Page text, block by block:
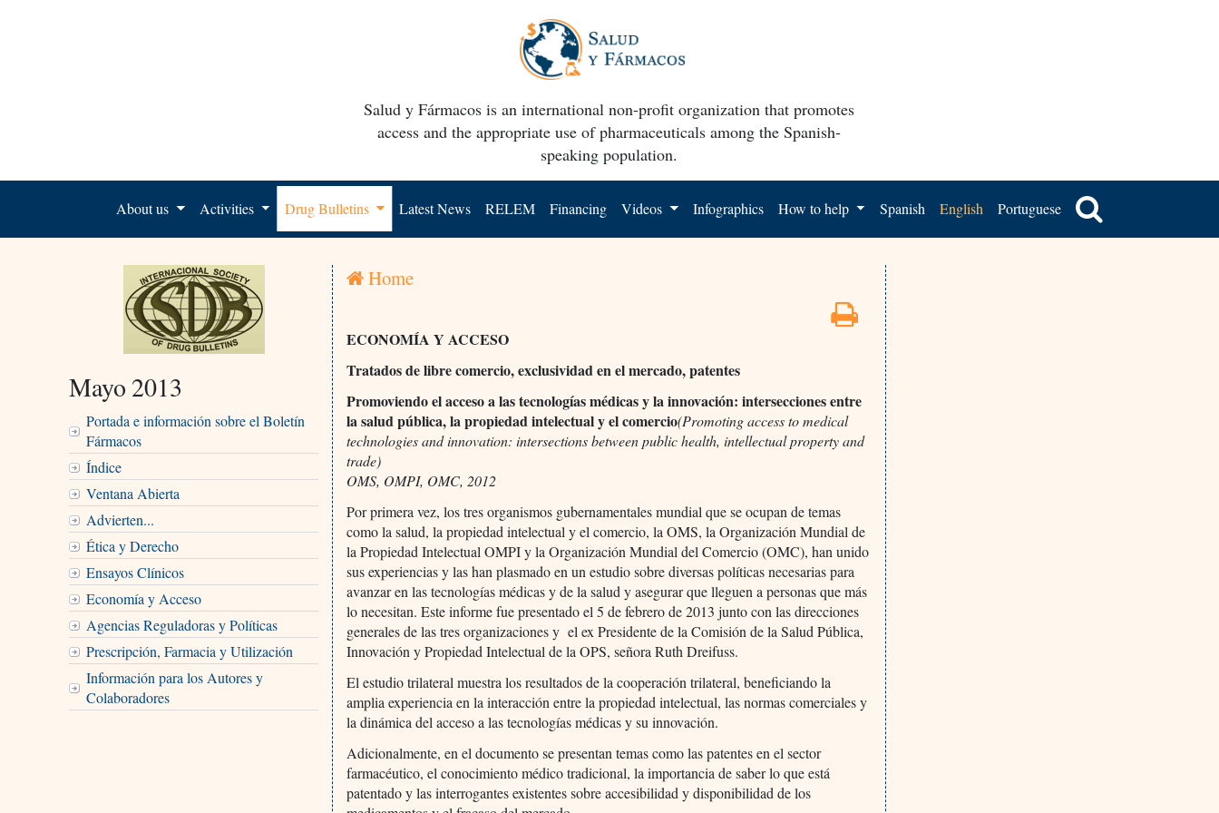
Salud y Fármacos is an international non-profit organization that promotes
access and the appropriate use of pharmaceuticals among the Spanish-
speaking population.
About us Activities Drug Bulletins Latest News RELEM Financing Videos Infographics How to help Spanish English Portuguese
Mayo 2013
Portada e información sobre el Boletín
Fármacos
Índice
Ventana Abierta
Advierten...
Ética y Derecho
Ensayos Clínicos
Economía y Acceso
Agencias Reguladoras y Políticas
Prescripción, Farmacia y Utilización
Información para los Autores y
Colaboradores
Home
ECONOMÍA Y ACCESO
Tratados de libre comercio, exclusividad en el mercado, patentes
Promoviendo el acceso a las tecnologías médicas y la innovación: intersecciones entre
la salud pública, la propiedad intelectual y el comercio(Promoting access to medical
technologies and innovation: intersections between public health, intellectual property and
trade)
OMS, OMPI, OMC, 2012
Por primera vez, los tres organismos gubernamentales mundial que se ocupan de temas
como la salud, la propiedad intelectual y el comercio, la OMS, la Organización Mundial de
la Propiedad Intelectual OMPI y la Organización Mundial del Comercio (OMC), han unido
sus experiencias y las han plasmado en un estudio sobre diversas políticas necesarias para
avanzar en las tecnologías médicas y de la salud y asegurar que lleguen a personas que más
lo necesitan. Este informe fue presentado el 5 de febrero de 2013 junto con las direcciones
generales de las tres organizaciones y el ex Presidente de la Comisión de la Salud Pública,
Innovación y Propiedad Intelectual de la OPS, señora Ruth Dreifuss.
El estudio trilateral muestra los resultados de la cooperación trilateral, beneficiando la
amplia experiencia en la interacción entre la propiedad intelectual, las normas comerciales y
la dinámica del acceso a las tecnologías médicas y su innovación.
Adicionalmente, en el documento se presentan temas como las patentes en el sector
farmacéutico, el conocimiento médico tradicional, la importancia de saber lo que está
patentado y las interrogantes existentes sobre accesibilidad y disponibilidad de los